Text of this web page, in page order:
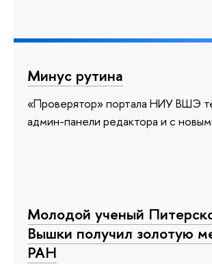
Минус рутина
«Проверятор» портала НИУ ВШЭ
админ-панели редактора и с
Молодой ученый
Вышки получил золотую
РАН